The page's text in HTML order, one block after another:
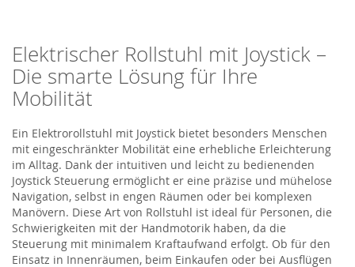
Elektrischer Rollstuhl mit Joystick –
Die smarte Lösung für Ihre
Mobilität
Ein Elektrorollstuhl mit Joystick bietet besonders Menschen
mit eingeschränkter Mobilität eine erhebliche Erleichterung
im Alltag. Dank der intuitiven und leicht zu bedienenden
Joystick Steuerung ermöglicht er eine präzise und mühelose
Navigation, selbst in engen Räumen oder bei komplexen
Manövern. Diese Art von Rollstuhl ist ideal für Personen, die
Schwierigkeiten mit der Handmotorik haben, da die
Steuerung mit minimalem Kraftaufwand erfolgt. Ob für den
Einsatz in Innenräumen, beim Einkaufen oder bei Ausflügen